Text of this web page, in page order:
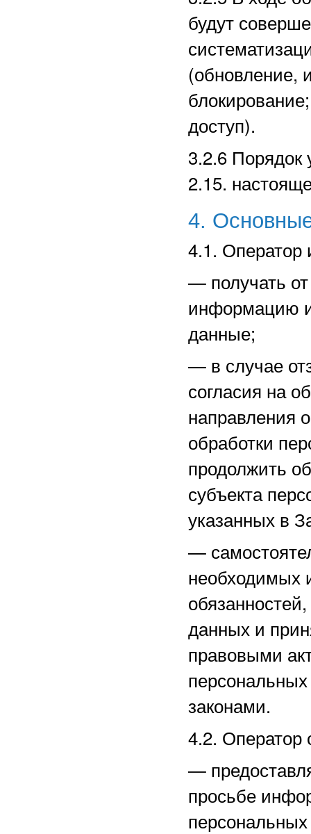
будут
(обновление,
доступ).
3.2.6 Порядок
2.15.
4.
4.1. Оператор
— получать
информацию
данные;
— в случае
согласия на
направления
обработки
продолжить
субъекта
указанных в
—
необходимых
данных и
правовыми
законами.
4.2. Оператор
—
просьбе